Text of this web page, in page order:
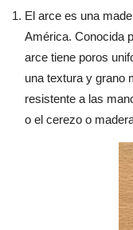
El arce es una
América. Conocida
arce tiene poros
una textura y grano
resistente a las
o el cerezo o